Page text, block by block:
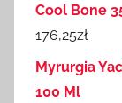
Cool Bone
176,25zł
Myrurgia
100 Ml